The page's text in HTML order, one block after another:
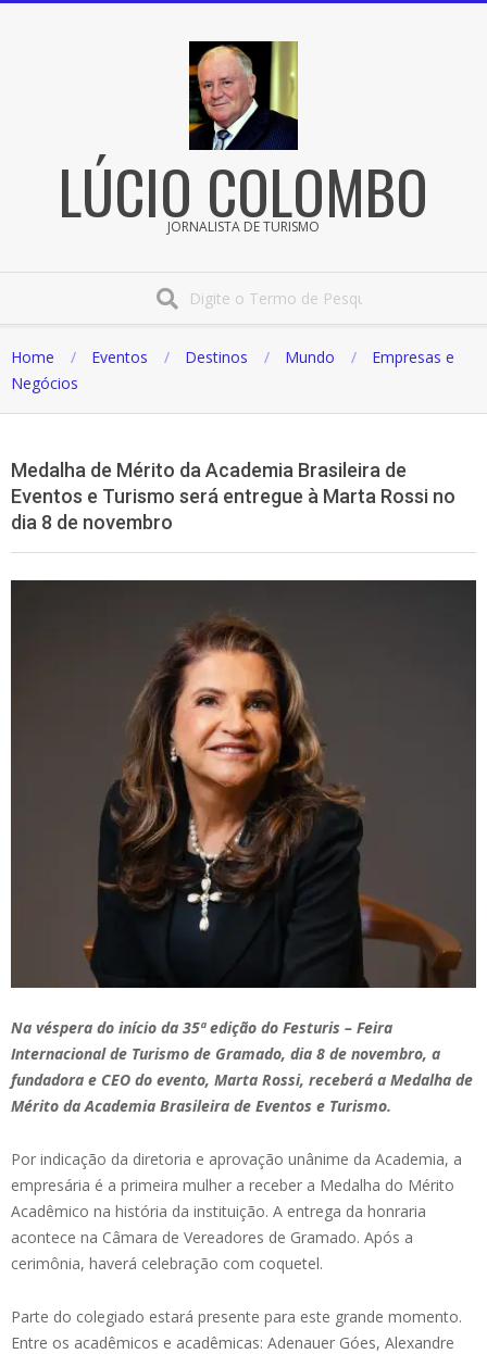
LÚCIO COLOMBO
JORNALISTA DE TURISMO
Home Eventos Destinos Mundo
Empresas e
Negócios
Medalha de Mérito da Academia Brasileira de
Eventos e Turismo será entregue à Marta Rossi no
dia 8 de novembro
Na véspera do início da 35ª edição do Festuris – Feira
Internacional de Turismo de Gramado, dia 8 de novembro, a
fundadora e CEO do evento, Marta Rossi, receberá a Medalha de
Mérito da Academia Brasileira de Eventos e Turismo.
Por indicação da diretoria e aprovação unânime da Academia, a
empresária é a primeira mulher a receber a Medalha do Mérito
Acadêmico na história da instituição. A entrega da honraria
acontece na Câmara de Vereadores de Gramado. Após a
cerimônia, haverá celebração com coquetel.
Parte do colegiado estará presente para este grande momento.
Entre os acadêmicos e acadêmicas: Adenauer Góes, Alexandre